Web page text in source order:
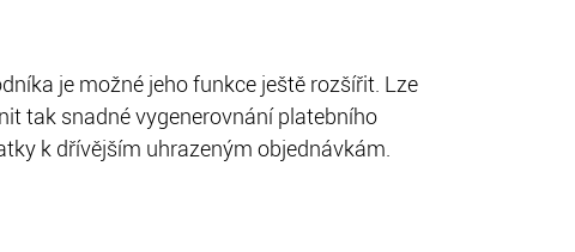
je možné jeho funkce ještě rozšířit. Lze
tak snadné vygenerovnání platebního
k dřívějším uhrazeným objednávkám.